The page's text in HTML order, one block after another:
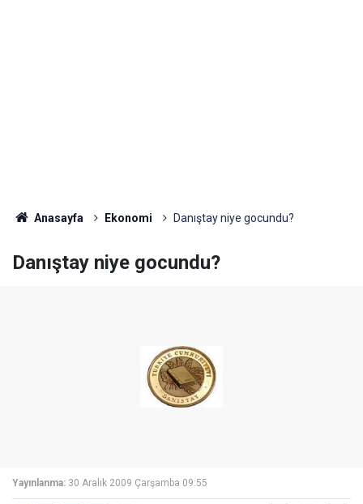
Anasayfa Ekonomi Danıştay niye gocundu?
Danıştay niye gocundu?
Yayınlanma: 30 Aralık 2009 Çarşamba 09:55